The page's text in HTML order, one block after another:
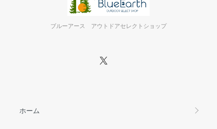
ブルーアース アウトドアセレクトショップ
ホーム